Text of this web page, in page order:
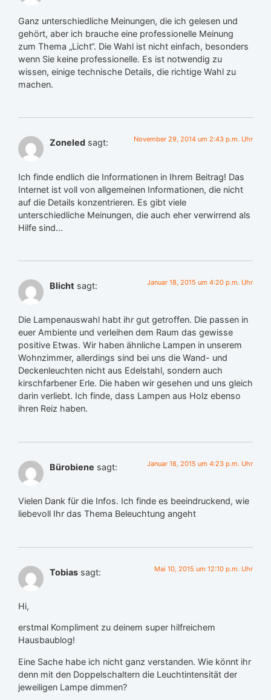
Ganz unterschiedliche Meinungen, die ich gelesen und
gehört, aber ich brauche eine professionelle Meinung
zum Thema „Licht“. Die Wahl ist nicht einfach, besonders
wenn Sie keine professionelle. Es ist notwendig zu
wissen, einige technische Details, die richtige Wahl zu
machen.
Zoneled sagt: November 29, 2014 um 2:43 p.m. Uhr
Ich finde endlich die Informationen in Ihrem Beitrag! Das
Internet ist voll von allgemeinen Informationen, die nicht
auf die Details konzentrieren. Es gibt viele
unterschiedliche Meinungen, die auch eher verwirrend als
Hilfe sind…
Blicht sagt: Januar 18, 2015 um 4:20 p.m. Uhr
Die Lampenauswahl habt ihr gut getroffen. Die passen in
euer Ambiente und verleihen dem Raum das gewisse
positive Etwas. Wir haben ähnliche Lampen in unserem
Wohnzimmer, allerdings sind bei uns die Wand- und
Deckenleuchten nicht aus Edelstahl, sondern auch
kirschfarbener Erle. Die haben wir gesehen und uns gleich
darin verliebt. Ich finde, dass Lampen aus Holz ebenso
ihren Reiz haben.
Bürobiene sagt: Januar 18, 2015 um 4:23 p.m. Uhr
Vielen Dank für die Infos. Ich finde es beeindruckend, wie
liebevoll Ihr das Thema Beleuchtung angeht
Tobias sagt: Mai 10, 2015 um 12:10 p.m. Uhr
Hi,
erstmal Kompliment zu deinem super hilfreichem
Hausbaublog!
Eine Sache habe ich nicht ganz verstanden. Wie könnt ihr
denn mit den Doppelschaltern die Leuchtintensität der
jeweiligen Lampe dimmen?